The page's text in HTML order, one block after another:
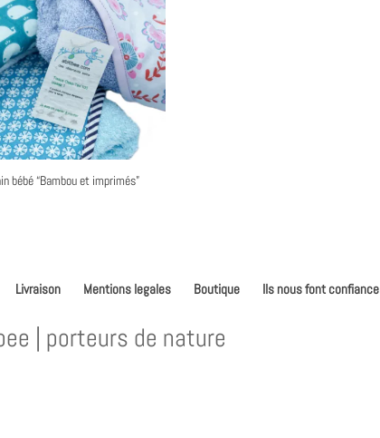
bébé “Bambou et imprimés”
Livraison Mentions legales Boutique Ils nous font confiance
| porteurs de nature